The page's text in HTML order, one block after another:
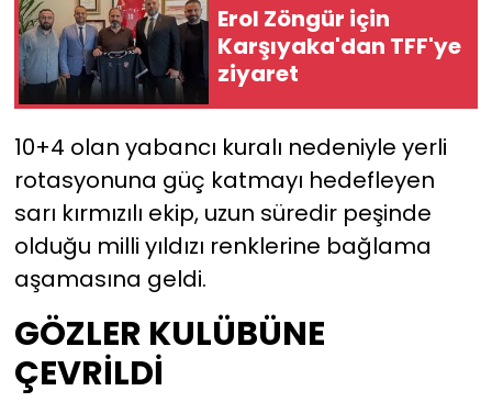
Erol Zöngür için
Karşıyaka'dan TFF'ye
ziyaret
10+4 olan yabancı kuralı nedeniyle yerli
rotasyonuna güç katmayı hedefleyen
sarı kırmızılı ekip, uzun süredir peşinde
olduğu milli yıldızı renklerine bağlama
aşamasına geldi.
GÖZLER KULÜBÜNE
ÇEVRİLDİ